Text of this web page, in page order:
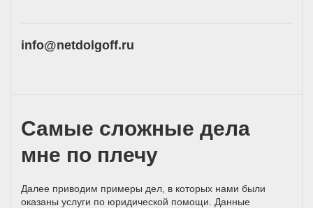
info@netdolgoff.ru
Самые сложные дела
мне по плечу
Далее приводим примеры дел, в которых нами были
оказаны услуги по юридической помощи. Данные